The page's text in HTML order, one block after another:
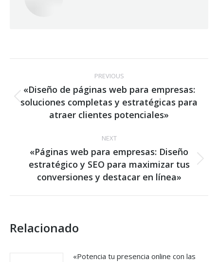
navigation
PREVIOUS
Previous
post:
«Diseño de páginas web para empresas:
soluciones completas y estratégicas para
atraer clientes potenciales»
NEXT
Next
post:
«Páginas web para empresas: Diseño
estratégico y SEO para maximizar tus
conversiones y destacar en línea»
Relacionado
«Potencia tu presencia online con las